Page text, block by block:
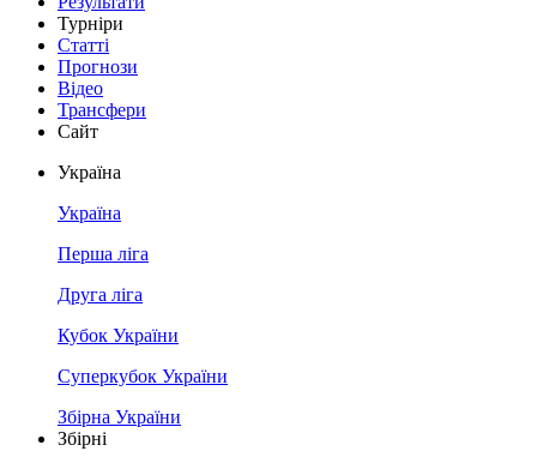
Турніри
Статті
Прогнози
Відео
Трансфери
Сайт
Україна
Україна
Перша ліга
Друга ліга
Кубок України
Суперкубок України
Збірна України
Збірні